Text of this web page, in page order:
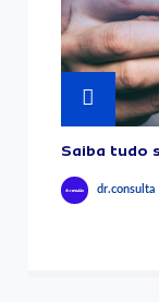
Saiba tudo
dr.consulta